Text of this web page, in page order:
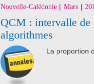
Nouvelle-Calédonie Mars
QCM : intervalle de
algorithmes
La proportion